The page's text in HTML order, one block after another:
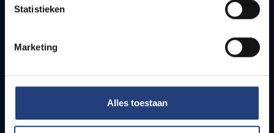
Statistieken
Marketing
Alles toestaan
Bereikbaarheid
Studenten